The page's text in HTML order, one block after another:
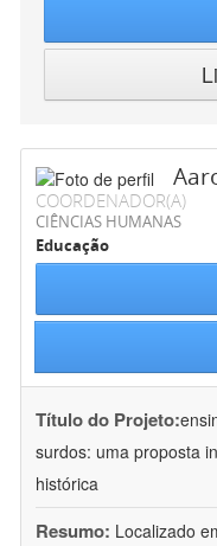
COORDENADOR(A)
CIÊNCIAS HUMANAS
Educação
Título do Projeto:
surdos: uma proposta
histórica
Resumo: Localizado